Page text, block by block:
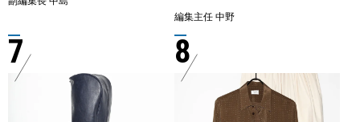
編集主任 中野
7 8